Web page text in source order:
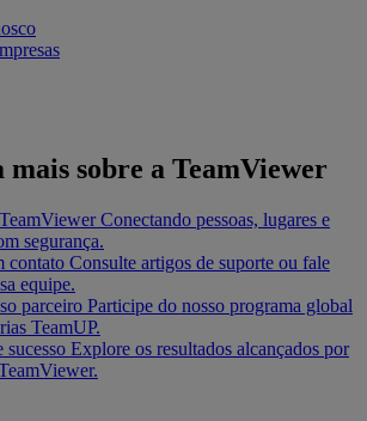
mais sobre a TeamViewer
Conectando pessoas, lugares e
segurança.
contato Consulte artigos de suporte ou fale
equipe.
parceiro Participe do nosso programa global
TeamUP.
sucesso Explore os resultados alcançados por